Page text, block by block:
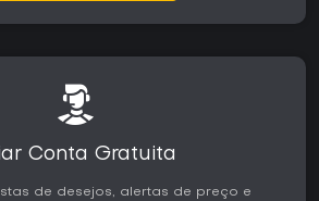
Conta Gratuita
de desejos, alertas de preço e